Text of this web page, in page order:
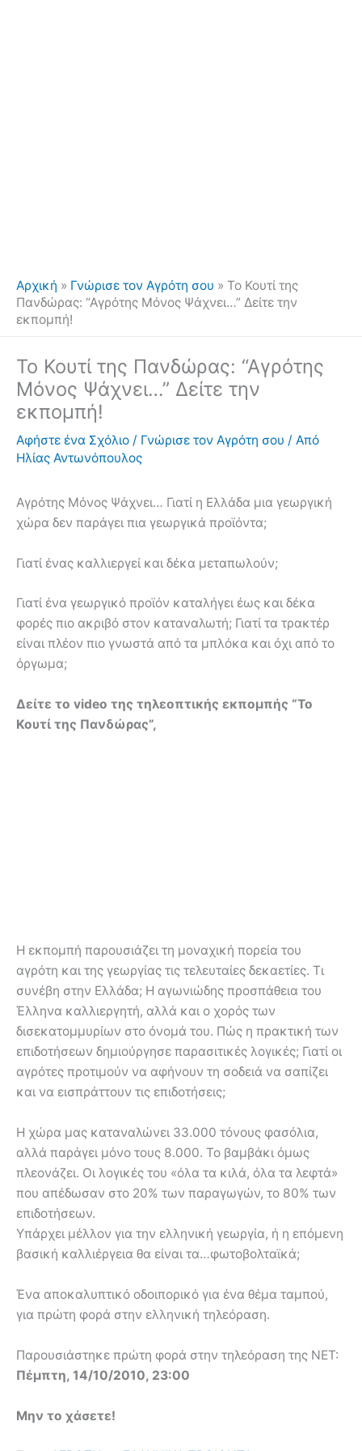
Αρχική » Γνώρισε τον Αγρότη σου » Το Κουτί της
Πανδώρας: “Αγρότης Μόνος Ψάχνει…” Δείτε την
εκπομπή!
Το Κουτί της Πανδώρας: “Αγρότης
Μόνος Ψάχνει…” Δείτε την
εκπομπή!
Αφήστε ένα Σχόλιο / Γνώρισε τον Αγρότη σου / Από
Ηλίας Αντωνόπουλος
Αγρότης Μόνος Ψάχνει… Γιατί η Ελλάδα μια γεωργική
χώρα δεν παράγει πια γεωργικά προϊόντα;
Γιατί ένας καλλιεργεί και δέκα μεταπωλούν;
Γιατί ένα γεωργικό προϊόν καταλήγει έως και δέκα
φορές πιο ακριβό στον καταναλωτή; Γιατί τα τρακτέρ
είναι πλέον πιο γνωστά από τα μπλόκα και όχι από το
όργωμα;
Δείτε το video της τηλεοπτικής εκπομπής “Το
Κουτί της Πανδώρας”,
Η εκπομπή παρουσιάζει τη μοναχική πορεία του
αγρότη και της γεωργίας τις τελευταίες δεκαετίες. Τι
συνέβη στην Ελλάδα; Η αγωνιώδης προσπάθεια του
Έλληνα καλλιεργητή, αλλά και ο χορός των
δισεκατομμυρίων στο όνομά του. Πώς η πρακτική των
επιδοτήσεων δημιούργησε παρασιτικές λογικές; Γιατί οι
αγρότες προτιμούν να αφήνουν τη σοδειά να σαπίζει
και να εισπράττουν τις επιδοτήσεις;
Η χώρα μας καταναλώνει 33.000 τόνους φασόλια,
αλλά παράγει μόνο τους 8.000. Το βαμβάκι όμως
πλεονάζει. Οι λογικές του «όλα τα κιλά, όλα τα λεφτά»
που απέδωσαν στο 20% των παραγωγών, το 80% των
επιδοτήσεων.
Υπάρχει μέλλον για την ελληνική γεωργία, ή η επόμενη
βασική καλλιέργεια θα είναι τα…φωτοβολταϊκά;
Ένα αποκαλυπτικό οδοιπορικό για ένα θέμα ταμπού,
για πρώτη φορά στην ελληνική τηλεόραση.
Παρουσιάστηκε πρώτη φορά στην τηλεόραση της NET:
Πέμπτη, 14/10/2010, 23:00
Μην το χάσετε!